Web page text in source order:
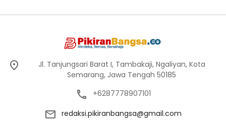
Jl. Tanjungsari Barat I, Tambakaji, Ngaliyan, Kota
Semarang, Jawa Tengah 50185
+6287778907101
redaksi.pikiranbangsa@gmail.com